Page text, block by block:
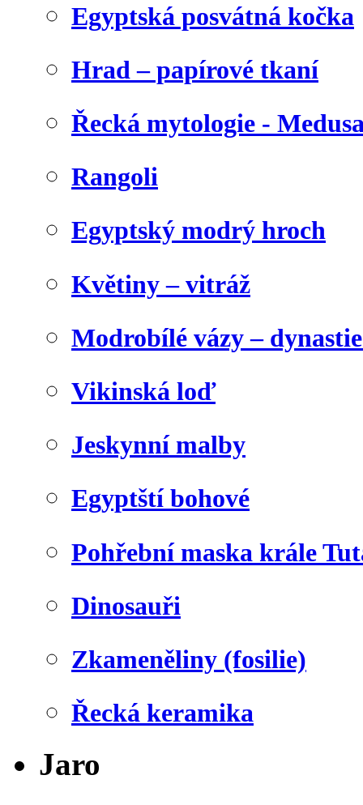
Egyptská posvátná kočka
Hrad – papírové tkaní
Řecká mytologie -
Rangoli
Egyptský modrý hroch
Květiny – vitráž
Modrobílé vázy –
Vikinská loď
Jeskynní malby
Egyptští bohové
Pohřební maska krále
Dinosauři
Zkameněliny (fosilie)
Řecká keramika
Jaro